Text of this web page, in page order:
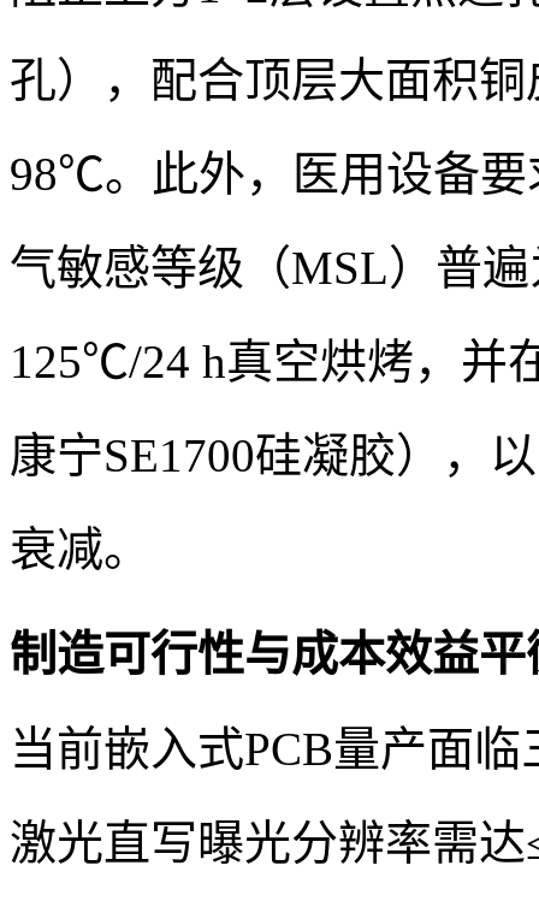
孔），配合顶层大面积
98℃。此外，医用设备要
气敏感等级（MSL）普
125℃/24 h真空烘烤，并
康宁SE1700硅凝胶），
衰减。
制造可行性与成本效益平
当前嵌入式PCB量产面
激光直写曝光分辨率需